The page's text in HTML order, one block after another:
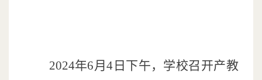
2024年6月4日下午，学校召开产教